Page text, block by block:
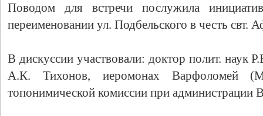
Поводом для встречи послужила
переименовании ул. Подбельского в честь свт.
В дискуссии участвовали: доктор полит. наук
А.К. Тихонов, иеромонах Варфоломей
топонимической комиссии при